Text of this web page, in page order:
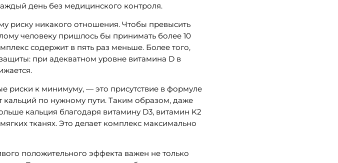
день без медицинского контроля.
риску никакого отношения. Чтобы превысить
человеку пришлось бы принимать более 10
содержит в пять раз меньше. Более того,
при адекватном уровне витамина D в
риски к минимуму, — это присутствие в формуле
по нужному пути. Таким образом, даже
кальция благодаря витамину D3, витамин K2
тканях. Это делает комплекс максимально
положительного эффекта важен не только